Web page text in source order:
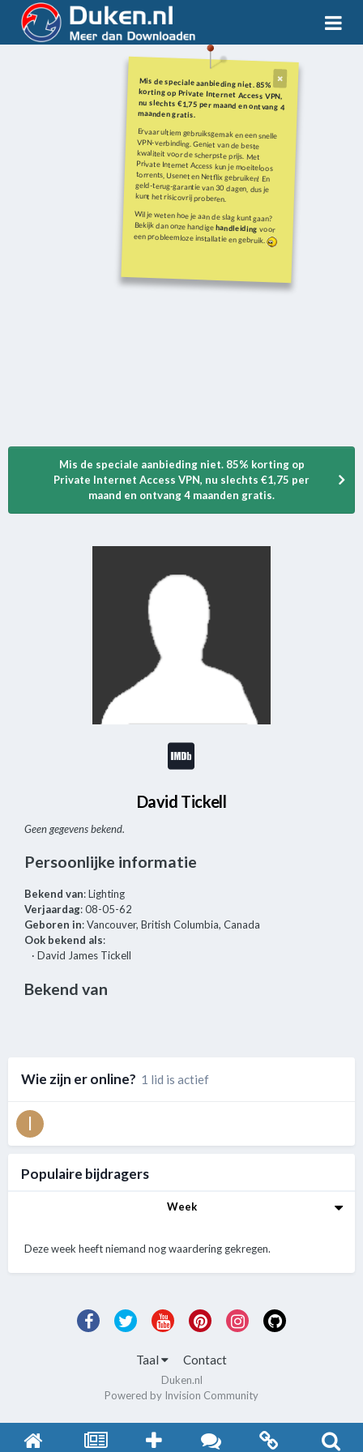
Mis de speciale aanbieding niet. 85%
korting op Private Internet Access VPN,
nu slechts €1,75 per maand en ontvang 4
maanden gratis.
Ervaar ultiem gebruiksgemak en een snelle
VPN-verbinding. Geniet van de beste
kwaliteit voor de scherpste prijs. Met
Private Internet Access kun je moeiteloos
torrents, Usenet en Netflix gebruiken! En
geld-terug-garantie van 30 dagen, dus je
kunt het risicovrij proberen.
Wil je weten hoe je aan de slag kunt gaan?
Bekijk dan onze handigehandleiding voor
een probleemloze installatie en gebruik.
Mis de speciale aanbieding niet. 85% korting op
Private Internet Access VPN, nu slechts €1,75 per
maand en ontvang 4 maanden gratis.
David Tickell
Geen gegevens bekend.
Persoonlijke informatie
Bekend van: Lighting
Verjaardag: 08-05-62
Geboren in: Vancouver, British Columbia, Canada
Ook bekend als:
· David James Tickell
Bekend van
Wie zijn er online? 1 lid is actief
Populaire bijdragers
Week
Deze week heeft niemand nog waardering gekregen.
Taal Contact
Duken.nl
Powered by Invision Community